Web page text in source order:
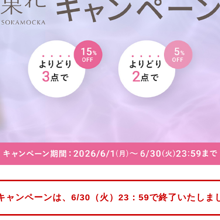
ャンペーンは、6/30（火）23：59で終了いたしま